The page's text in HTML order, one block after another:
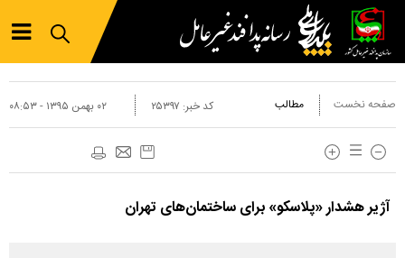
صفحه نخست مطالب ۰۲ بهمن ۱۳۹۵ - ۰۸:۵۳ کد خبر: ۲۵۳۹۷
آژیر هشدار «پلاسکو» برای ساختمان‌های تهران